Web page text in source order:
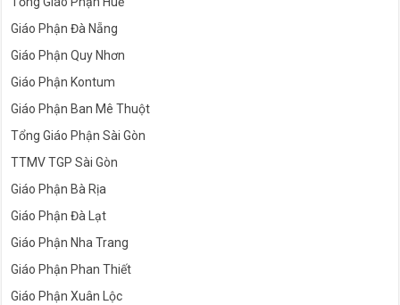
Giáo Phận Đà Nẵng
Giáo Phận Quy Nhơn
Giáo Phận Kontum
Giáo Phận Ban Mê Thuột
Tổng Giáo Phận Sài Gòn
TTMV TGP Sài Gòn
Giáo Phận Bà Rịa
Giáo Phận Đà Lạt
Giáo Phận Nha Trang
Giáo Phận Phan Thiết
Giáo Phận Xuân Lộc